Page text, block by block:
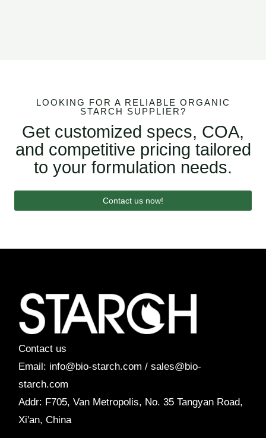
LOOKING FOR A RELIABLE ORGANIC
STARCH SUPPLIER?
Get customized specs, COA,
and competitive pricing tailored
to your formulation needs.
Contact us now!
Contact us
Email: info@bio-starch.com / sales@bio-
starch.com
Addr: F705, Van Metropolis, No. 35 Tangyan Road,
Xi'an, China